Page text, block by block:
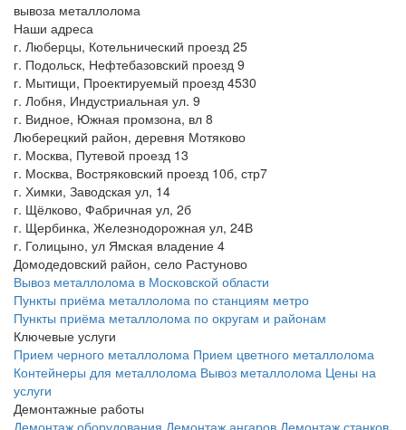
вывоза металлолома
Наши адреса
г. Люберцы, Котельнический проезд 25
г. Подольск, Нефтебазовский проезд 9
г. Мытищи, Проектируемый проезд 4530
г. Лобня, Индустриальная ул. 9
г. Видное, Южная промзона, вл 8
Люберецкий район, деревня Мотяково
г. Москва, Путевой проезд 13
г. Москва, Востряковский проезд 10б, стр7
г. Химки, Заводская ул, 14
г. Щёлково, Фабричная ул, 2б
г. Щербинка, Железнодорожная ул, 24В
г. Голицыно, ул Ямская владение 4
Домодедовский район, село Растуново
Вывоз металлолома в Московской области
Пункты приёма металлолома по станциям метро
Пункты приёма металлолома по округам и районам
Ключевые услуги
Прием черного металлолома Прием цветного металлолома
Контейнеры для металлолома Вывоз металлолома Цены на
услуги
Демонтажные работы